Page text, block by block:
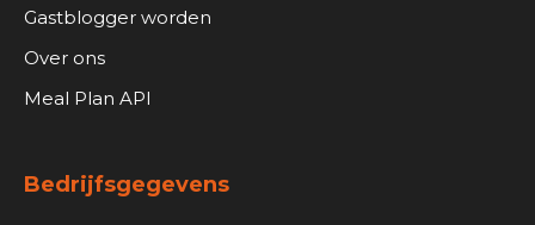
Gastblogger worden
Over ons
Meal Plan API
Bedrijfsgegevens